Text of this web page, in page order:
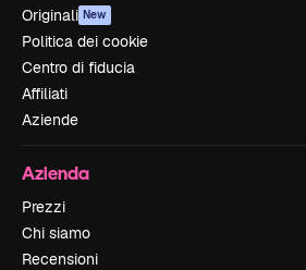
Originali New
Politica dei cookie
Centro di fiducia
Affiliati
Aziende
Azienda
Prezzi
Chi siamo
Recensioni